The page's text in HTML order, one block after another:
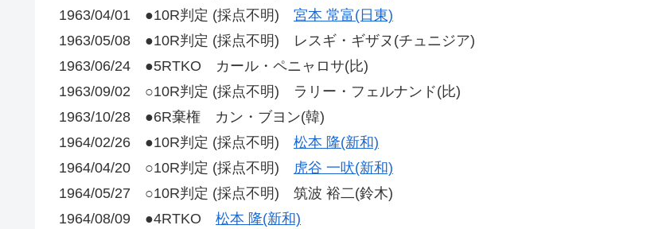
1963/04/01 ●10R判定 (採点不明) 宮本 常富(日東)
1963/05/08 ●10R判定 (採点不明) レスギ・ギザヌ(チュニジア)
1963/06/24 ●5RTKO カール・ペニャロサ(比)
1963/09/02 ○10R判定 (採点不明) ラリー・フェルナンド(比)
1963/10/28 ●6R棄権 カン・ブヨン(韓)
1964/02/26 ●10R判定 (採点不明) 松本 隆(新和)
1964/04/20 ○10R判定 (採点不明) 虎谷 一吠(新和)
1964/05/27 ○10R判定 (採点不明) 筑波 裕二(鈴木)
1964/08/09 ●4RTKO 松本 隆(新和)